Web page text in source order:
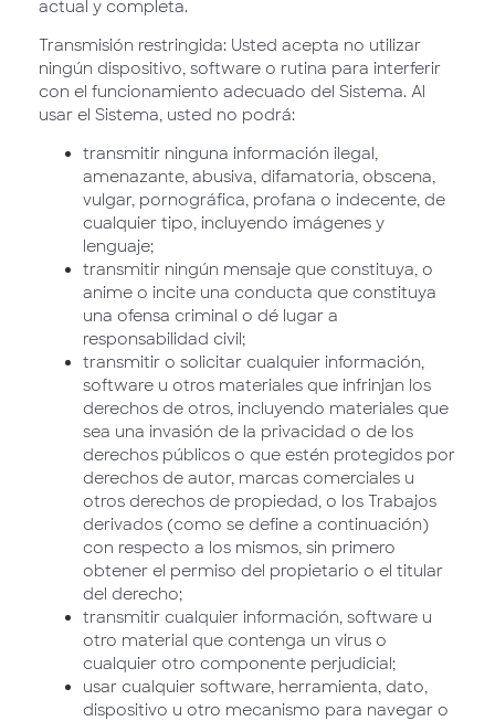
actual y completa.
Transmisión restringida: Usted acepta no utilizar
ningún dispositivo, software o rutina para interferir
con el funcionamiento adecuado del Sistema. Al
usar el Sistema, usted no podrá:
transmitir ninguna información ilegal,
amenazante, abusiva, difamatoria, obscena,
vulgar, pornográfica, profana o indecente, de
cualquier tipo, incluyendo imágenes y
lenguaje;
transmitir ningún mensaje que constituya, o
anime o incite una conducta que constituya
una ofensa criminal o dé lugar a
responsabilidad civil;
transmitir o solicitar cualquier información,
software u otros materiales que infrinjan los
derechos de otros, incluyendo materiales que
sea una invasión de la privacidad o de los
derechos públicos o que estén protegidos por
derechos de autor, marcas comerciales u
otros derechos de propiedad, o los Trabajos
derivados (como se define a continuación)
con respecto a los mismos, sin primero
obtener el permiso del propietario o el titular
del derecho;
transmitir cualquier información, software u
otro material que contenga un virus o
cualquier otro componente perjudicial;
usar cualquier software, herramienta, dato,
dispositivo u otro mecanismo para navegar o